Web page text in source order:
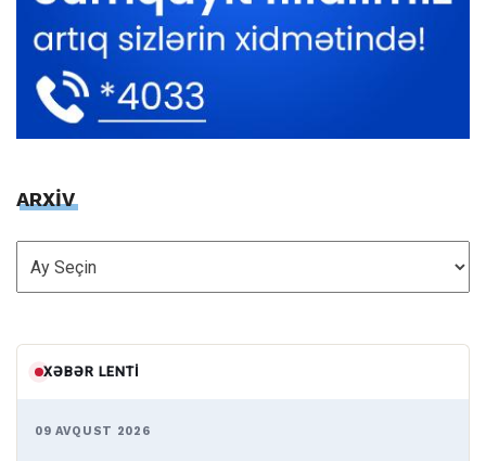
ARXİV
ARXİV
XƏBƏR LENTI
09 AVQUST 2026